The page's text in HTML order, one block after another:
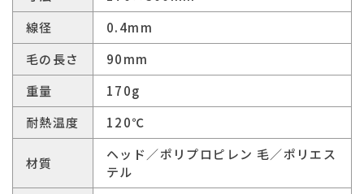
線径
0.4mm
毛の長さ
90mm
重量
170g
耐熱温度
120℃
材質
ヘッド／ポリプロピレン 毛／ポリエス
テル